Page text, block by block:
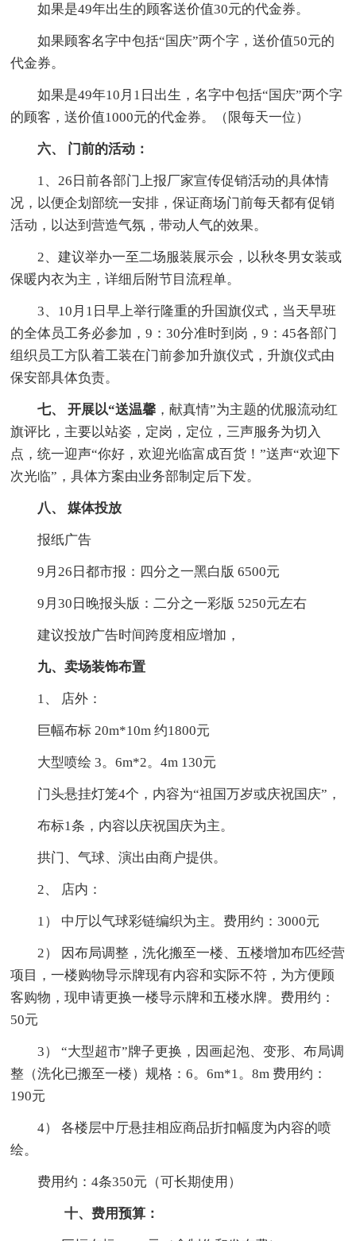
如果是49年出生的顾客送价值30元的代金券。
如果顾客名字中包括“国庆”两个字，送价值50元的
代金券。
如果是49年10月1日出生，名字中包括“国庆”两个字
的顾客，送价值1000元的代金券。（限每天一位）
六、 门前的活动：
1、26日前各部门上报厂家宣传促销活动的具体情
况，以便企划部统一安排，保证商场门前每天都有促销
活动，以达到营造气氛，带动人气的效果。
2、建议举办一至二场服装展示会，以秋冬男女装或
保暖内衣为主，详细后附节目流程单。
3、10月1日早上举行隆重的升国旗仪式，当天早班
的全体员工务必参加，9：30分准时到岗，9：45各部门
组织员工方队着工装在门前参加升旗仪式，升旗仪式由
保安部具体负责。
七、 开展以“送温馨 ，献真情”为主题的优服流动红
旗评比，主要以站姿，定岗，定位，三声服务为切入
点，统一迎声“你好，欢迎光临富成百货！”送声“欢迎下
次光临”，具体方案由业务部制定后下发。
八、 媒体投放
报纸广告
9月26日都市报：四分之一黑白版 6500元
9月30日晚报头版：二分之一彩版 5250元左右
建议投放广告时间跨度相应增加，
九、卖场装饰布置
1、 店外：
巨幅布标 20m*10m 约1800元
大型喷绘 3。6m*2。4m 130元
门头悬挂灯笼4个，内容为“祖国万岁或庆祝国庆”，
布标1条，内容以庆祝国庆为主。
拱门、气球、演出由商户提供。
2、 店内：
1） 中厅以气球彩链编织为主。费用约：3000元
2） 因布局调整，洗化搬至一楼、五楼增加布匹经营
项目，一楼购物导示牌现有内容和实际不符，为方便顾
客购物，现申请更换一楼导示牌和五楼水牌。费用约：
50元
3） “大型超市”牌子更换，因画起泡、变形、布局调
整（洗化已搬至一楼）规格：6。6m*1。8m 费用约：
190元
4） 各楼层中厅悬挂相应商品折扣幅度为内容的喷
绘。
费用约：4条350元（可长期使用）
十、费用预算：